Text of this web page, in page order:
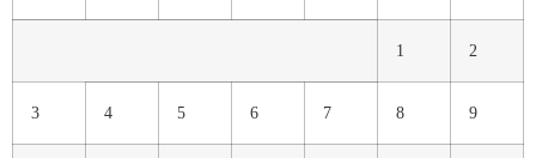
1 2
3 4 5 6 7 8 9